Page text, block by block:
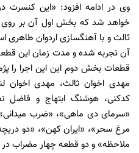
وی در ادامه افزود: «این
خواهد شد که بخش اول آن بر روی
ثالث و با آهنگسازی اردوان
قطعات بخش دوم این این اجرا را
مهدی اخوان ثالث، مهدی اخوان
کدکنی، هوشنگ ابتهاج و فاضل
«سرمای دی ماهی»، «ضرب
مرغ سحر»، «ایران کهن»، «دو
ملاحظه» و دو قطعه چهار مضراب